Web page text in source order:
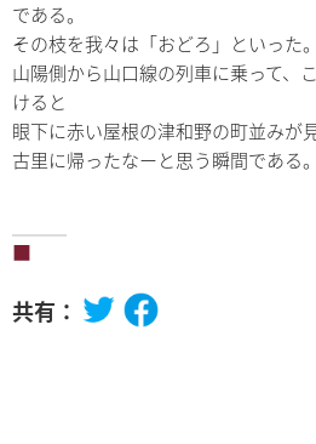
である。
その枝を我々は「おどろ」といった
山陽側から山口線の列車に乗って、
けると
眼下に赤い屋根の津和野の町並みが
古里に帰ったなーと思う瞬間である。
共有：